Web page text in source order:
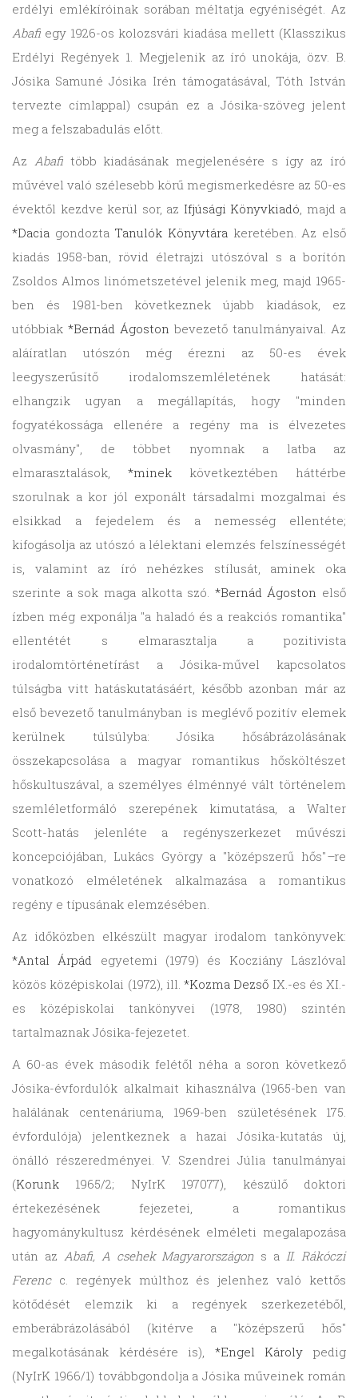
erdélyi emlékíróinak sorában méltatja egyéniségét. Az
Abafi egy 1926-os kolozsvári kiadása mellett (Klasszikus
Erdélyi Regények 1. Megjelenik az író unokája, özv. B.
Jósika Samuné Jósika Irén támogatásával, Tóth István
tervezte címlappal) csupán ez a Jósika-szöveg jelent
meg a felszabadulás előtt.
Az Abafitöbb kiadásának megjelenésére s így az író
művével való szélesebb körű megismerkedésre az 50-es
évektől kezdve kerül sor, az Ifjúsági Könyvkiadó, majd a
*Dacia gondozta Tanulók Könyvtára keretében. Az első
kiadás 1958-ban, rövid életrajzi utószóval s a borítón
Zsoldos Almos linómetszetével jelenik meg, majd 1965-
ben és 1981-ben következnek újabb kiadások, ez
utóbbiak *Bernád Ágoston bevezető tanulmányaival. Az
aláíratlan utószón még érezni az 50-es évek
leegyszerűsítő irodalomszemléletének hatását:
elhangzik ugyan a megállapítás, hogy "minden
fogyatékossága ellenére a regény ma is élvezetes
olvasmány", de többet nyomnak a latba az
elmarasztalások, *minek következtében háttérbe
szorulnak a kor jól exponált társadalmi mozgalmai és
elsikkad a fejedelem és a nemesség ellentéte;
kifogásolja az utószó a lélektani elemzés felszínességét
is, valamint az író nehézkes stílusát, aminek oka
szerinte a sok maga alkotta szó. *Bernád Ágoston első
ízben még exponálja "a haladó és a reakciós romantika"
ellentétét s elmarasztalja a pozitivista
irodalomtörténetírást a Jósika-művel kapcsolatos
túlságba vitt hatáskutatásáért, később azonban már az
első bevezető tanulmányban is meglévő pozitív elemek
kerülnek túlsúlyba: Jósika hősábrázolásának
összekapcsolása a magyar romantikus hősköltészet
hőskultuszával, a személyes élménnyé vált történelem
szemléletformáló szerepének kimutatása, a Walter
Scott-hatás jelenléte a regényszerkezet művészi
koncepciójában, Lukács György a "középszerű hős"–re
vonatkozó elméletének alkalmazása a romantikus
regény e típusának elemzésében.
Az időközben elkészült magyar irodalom tankönyvek:
*Antal Árpád egyetemi (1979) és Kocziány Lászlóval
közös középiskolai (1972), ill. *Kozma Dezső IX.-es és XI.-
es középiskolai tankönyvei (1978, 1980) szintén
tartalmaznak Jósika-fejezetet.
A 60-as évek második felétől néha a soron következő
Jósika-évfordulók alkalmait kihasználva (1965-ben van
halálának centenáriuma, 1969-ben születésének 175.
évfordulója) jelentkeznek a hazai Jósika-kutatás új,
önálló részeredményei. V. Szendrei Júlia tanulmányai
(Korunk 1965/2; NyIrK 197077), készülő doktori
értekezésének fejezetei, a romantikus
hagyománykultusz kérdésének elméleti megalapozása
után az Abafi, A csehek Magyarországon s aII. Rákóczi
Ferencc. regények múlthoz és jelenhez való kettős
kötődését elemzik ki a regények szerkezetéből,
emberábrázolásából (kitérve a "középszerű hős"
megalkotásának kérdésére is), *Engel Károly pedig
(NyIrK 1966/1) továbbgondolja a Jósika műveinek román